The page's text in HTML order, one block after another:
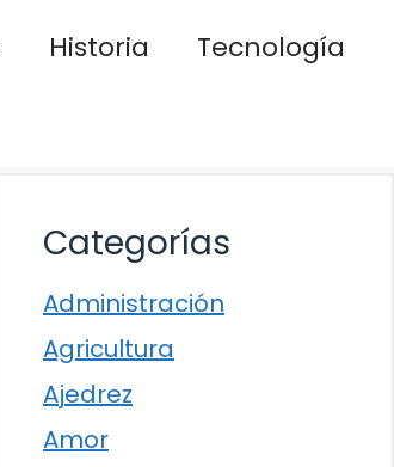
Historia
Tecnología
Categorías
Administración
Agricultura
Ajedrez
Amor